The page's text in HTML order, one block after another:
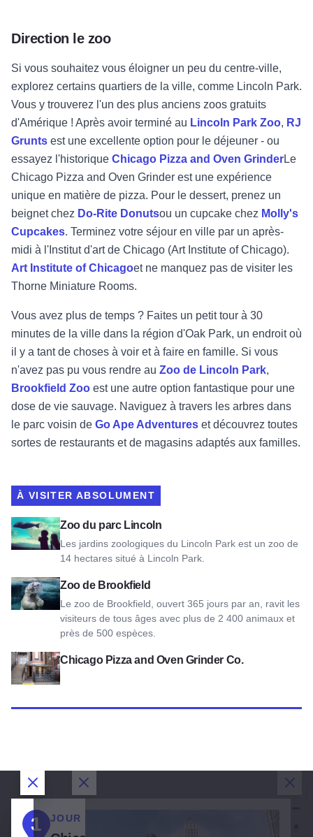
Direction le zoo
Si vous souhaitez vous éloigner un peu du centre-ville,
explorez certains quartiers de la ville, comme Lincoln Park.
Vous y trouverez l'un des plus anciens zoos gratuits
d'Amérique ! Après avoir terminé au Lincoln Park Zoo, RJ
Grunts est une excellente option pour le déjeuner - ou
essayez l'historique Chicago Pizza and Oven GrinderLe
Chicago Pizza and Oven Grinder est une expérience
unique en matière de pizza. Pour le dessert, prenez un
beignet chez Do-Rite Donutsou un cupcake chez Molly's
Cupcakes. Terminez votre séjour en ville par un après-
midi à l'Institut d'art de Chicago (Art Institute of Chicago).
Art Institute of Chicagoet ne manquez pas de visiter les
Thorne Miniature Rooms.
Vous avez plus de temps ? Faites un petit tour à 30
minutes de la ville dans la région d'Oak Park, un endroit où
il y a tant de choses à voir et à faire en famille. Si vous
n'avez pas pu vous rendre au Zoo de Lincoln Park,
Brookfield Zoo est une autre option fantastique pour une
dose de vie sauvage. Naviguez à travers les arbres dans
le parc voisin de Go Ape Adventures et découvrez toutes
sortes de restaurants et de magasins adaptés aux familles.
À VISITER ABSOLUMENT
Zoo du parc Lincoln
Les jardins zoologiques du Lincoln Park est un zoo de
14 hectares situé à Lincoln Park.
Voir Lincoln Park Zoo
Zoo de Brookfield
Le zoo de Brookfield, ouvert 365 jours par an, ravit les
visiteurs de tous âges avec plus de 2 400 animaux et
près de 500 espèces.
Voir le zoo de Brookfield
Chicago Pizza and Oven Grinder Co.
Voir Chicago Pizza and Oven Grinder Co.
Fermer la boîte de dialogue
1 JOUR 1 :
Fermer la boîte de dialogue
2 JOUR 2 :
Fermer la boîte de dialogue
3 JOUR 3 :